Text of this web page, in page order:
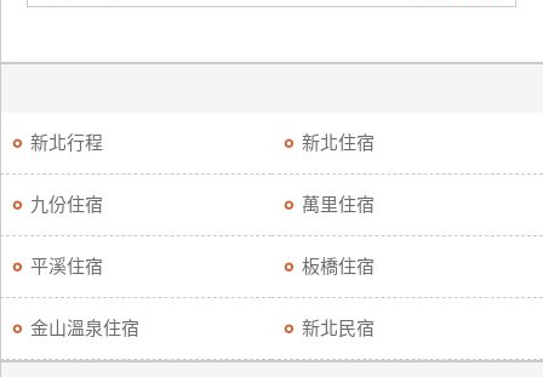
新北行程 新北住宿
九份住宿 萬里住宿
平溪住宿 板橋住宿
金山溫泉住宿 新北民宿